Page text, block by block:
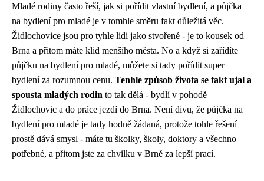
Mladé rodiny často řeší, jak si pořídit vlastní bydlení, a půjčka
na bydlení pro mladé je v tomhle směru fakt důležitá věc.
Židlochovice jsou pro tyhle lidi jako stvořené - je to kousek od
Brna a přitom máte klid menšího města. No a když si zařídíte
půjčku na bydlení pro mladé, můžete si tady pořídit super
bydlení za rozumnou cenu. Tenhle způsob života se fakt ujal a
spousta mladých rodin to tak dělá - bydlí v pohodě
Židlochovic a do práce jezdí do Brna. Není divu, že půjčka na
bydlení pro mladé je tady hodně žádaná, protože tohle řešení
prostě dává smysl - máte tu školky, školy, doktory a všechno
potřebné, a přitom jste za chvilku v Brně za lepší prací.